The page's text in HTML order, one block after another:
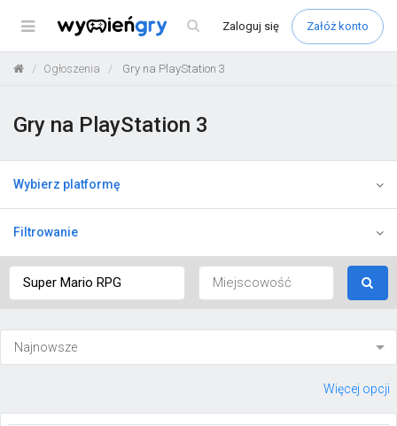
Menu Zaloguj się Załóż konto
Ogłoszenia Gry na PlayStation 3
Gry na PlayStation 3
Wybierz platformę
Filtrowanie
Więcej opcji